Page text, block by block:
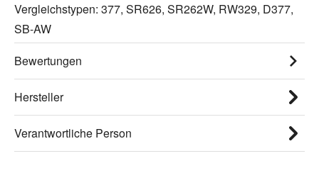
Vergleichstypen: 377, SR626, SR262W, RW329, D377,
SB-AW
Bewertungen
Hersteller
Verantwortliche Person